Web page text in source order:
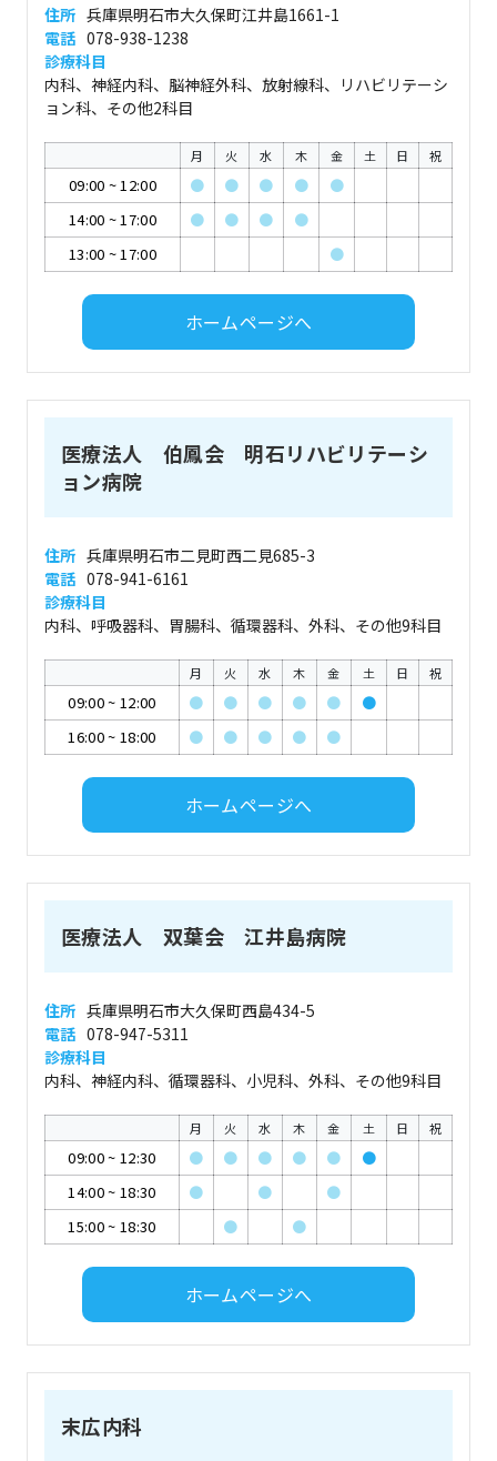
住所 兵庫県明石市大久保町江井島1661-1
電話 078-938-1238
診療科目
内科、神経内科、脳神経外科、放射線科、リハビリテーシ
ョン科、その他2科目
月 火 水 木 金 土 日 祝
09:00 ~12:00 ● ● ● ●
●
14:00 ~17:00 ● ● ●
●
13:00 ~17:00 ●
ホームページへ
医療法人 伯鳳会 明石リハビリテーシ
ョン病院
住所 兵庫県明石市二見町西二見685-3
電話 078-941-6161
診療科目
内科、呼吸器科、胃腸科、循環器科、外科、その他9科目
月 火 水 木 金 土 日 祝
09:00~ 12:00 ● ● ● ● ●
●
16:00~ 18:00 ● ● ● ● ●
ホームページへ
医療法人 双葉会 江井島病院
住所 兵庫県明石市大久保町西島434-5
電話 078-947-5311
診療科目
内科、神経内科、循環器科、小児科、外科、その他9科目
月 火 水 木 金 土 日 祝
09:00~ 12:30 ● ● ● ● ●
●
14:00~ 18:30 ● ●
●
15:00~ 18:30 ● ●
ホームページへ
末広内科